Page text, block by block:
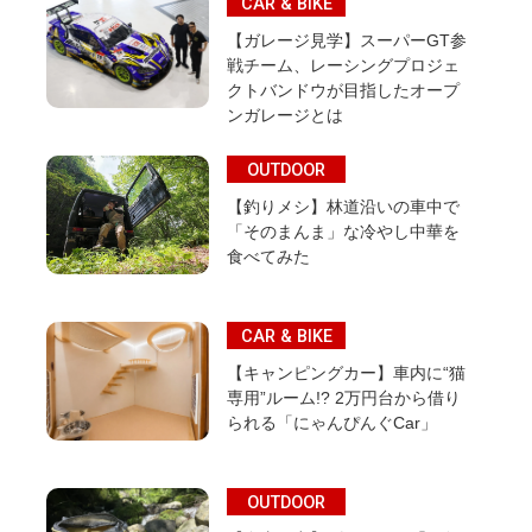
【ガレージ見学】スーパーGT参
戦チーム、レーシングプロジェ
クトバンドウが目指したオープ
ンガレージとは
OUTDOOR
【釣りメシ】林道沿いの車中で
「そのまんま」な冷やし中華を
食べてみた
CAR & BIKE
【キャンピングカー】車内に“猫
専用”ルーム!? 2万円台から借り
られる「にゃんぴんぐCar」
OUTDOOR